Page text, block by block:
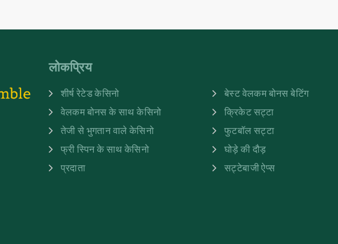
लोकप्रिय
शीर्ष रेटेड केसिनो
वेलकम बोनस के साथ केसिनो
तेजी से भुगतान वाले केसिनो
फ्री स्पिन के साथ केसिनो
प्रदाता
बेस्ट वेलकम बोनस बेटिंग
क्रिकेट सट्टा
फुटबॉल सट्टा
घोड़े की दौड़
सट्टेबाजी ऐप्स